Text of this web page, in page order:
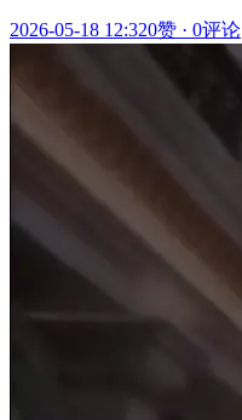
2026-05-18 12:320赞 · 0评论